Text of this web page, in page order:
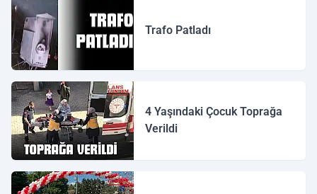
Trafo Patladı
4 Yaşındaki Çocuk Toprağa
Verildi